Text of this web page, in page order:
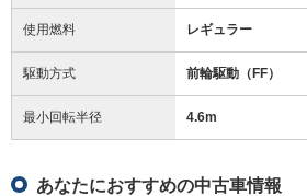
使用燃料 レギュラー
駆動方式 前輪駆動（FF）
最小回転半径 4.6m
あなたにおすすめの中古車情報